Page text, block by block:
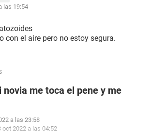
las 19:54
con el aire pero no estoy segura.
novia me toca el pene y me
a las 23:58
oct 2022 a las 04:52